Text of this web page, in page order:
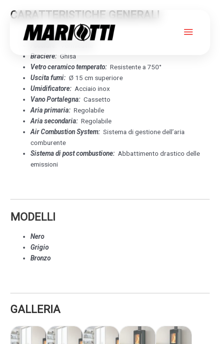
Menu
TALLY GL EVO2
ACCIAIO
EDILKAMIN
CARATTERISTICHE GENERALI
Rivestimento: Acciaio
Braciere: Ghisa
Vetro ceramico temperato: Resistente a 750°
Uscita fumi: Ø 15 cm superiore
Umidificatore: Acciaio inox
Vano Portalegna: Cassetto
Aria primaria: Regolabile
Aria secondaria: Regolabile
Air Combustion System: Sistema di gestione dell’aria
comburente
Sistema di post combustione: Abbattimento drastico delle
emissioni
MODELLI
Nero
Grigio
Bronzo
GALLERIA